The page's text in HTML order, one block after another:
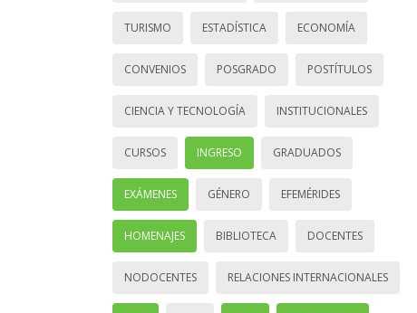
TURISMO ESTADÍSTICA ECONOMÍA
CONVENIOS POSGRADO POSTÍTULOS
CIENCIA Y TECNOLOGÍA INSTITUCIONALES
CURSOS INGRESO GRADUADOS
EXÁMENES GÉNERO EFEMÉRIDES
HOMENAJES BIBLIOTECA DOCENTES
NODOCENTES RELACIONES INTERNACIONALES